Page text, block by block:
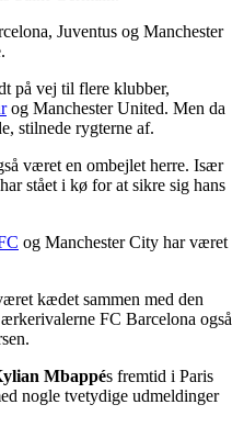
Juventus og Manchester
på vej til flere klubber,
og Manchester United. Men da
stilnede rygterne af.
været en ombejlet herre. Især
stået i kø for at sikre sig hans
og Manchester City har været
kædet sammen med den
FC Barcelona også
Mbappés fremtid i Paris
nogle tvetydige udmeldinger